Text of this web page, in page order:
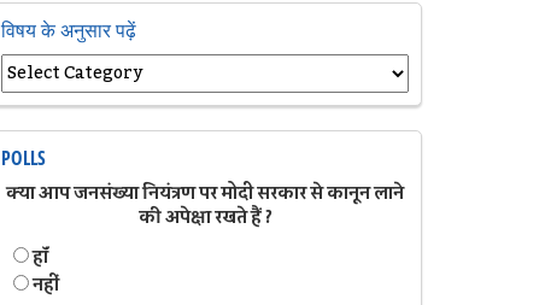
विषय के अनुसार पढ़ें
POLLS
क्या आप जनसंख्या नियंत्रण पर मोदी सरकार से कानून लाने
की अपेक्षा रखते हैं ?
हॉं
नहीं